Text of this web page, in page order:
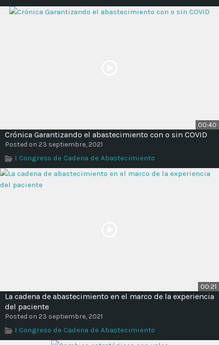
00:40
Crónica Garantizando el abastecimiento con o sin COVID
Posted on 23 septiembre, 2021
I Congreso de Cadena de Abastecimiento
00:21
La cadena de abastecimiento en el marco de la experiencia
del paciente
Posted on 23 septiembre, 2021
I Congreso de Cadena de Abastecimiento